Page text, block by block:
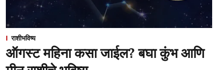
राशीभविष्य
ऑगस्ट महिना कसा जाईल? बघा कुंभ आणि